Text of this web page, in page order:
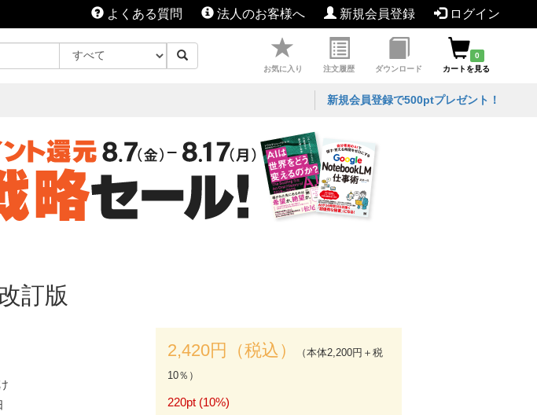
よくある質問 法人のお客様へ 新規会員登録 ログイン
お気に入り 注文履歴 ダウンロード
0
カートを見る
新規会員登録で500ptプレゼント！
訂版
2,420円（税込）
（本体2,200円＋税
10％）
220pt (10%)